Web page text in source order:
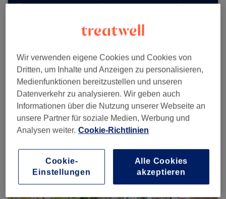
Finde die besten Salons in deiner Nähe
Auf Treatwell finden
Mehr Salons anzeigen
Wir verwenden eigene Cookies und Cookies von
Dritten, um Inhalte und Anzeigen zu personalisieren,
Medienfunktionen bereitzustellen und unseren
Datenverkehr zu analysieren. Wir geben auch
Informationen über die Nutzung unserer Webseite an
unsere Partner für soziale Medien, Werbung und
Analysen weiter. Cookie-Richtlinien
Alle Cookies
akzeptieren
Cookie-
Einstellungen